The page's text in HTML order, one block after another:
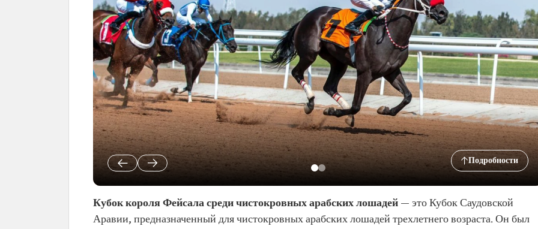
Подробности
Кубок короля Фейсала среди чистокровных арабских лошадей — это Кубок Саудовской
Аравии, предназначенный для чистокровных арабских лошадей трехлетнего возраста. Он был